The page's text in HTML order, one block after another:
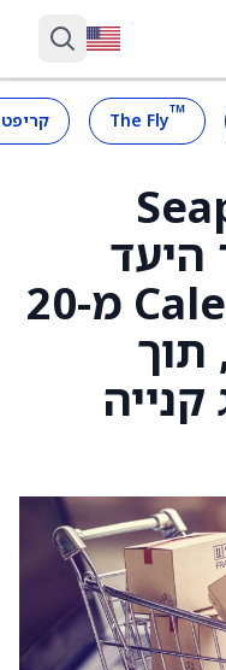
™
The Fly
היעד
עבור Caleres (CAL) מ-20
תוך